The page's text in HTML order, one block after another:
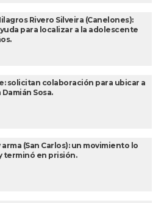
Rivero Silveira (Canelones):
para localizar a la adolescente
solicitan colaboración para ubicar a
Sosa.
arma (San Carlos): un movimiento lo
terminó en prisión.